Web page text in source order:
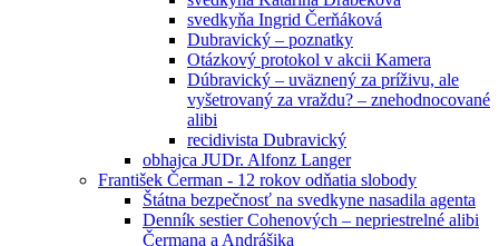
svedkyňa Ingrid Čerňáková
Dubravický – poznatky
Otázkový protokol v akcii Kamera
Dúbravický – uväznený za príživu, ale
vyšetrovaný za vraždu? – znehodnocované
alibi
recidivista Dubravický
obhajca JUDr. Alfonz Langer
František Čerman - 12 rokov odňatia slobody
Štátna bezpečnosť na svedkyne nasadila agenta
Denník sestier Cohenových – nepriestrelné alibi
Čermana a Andrášika